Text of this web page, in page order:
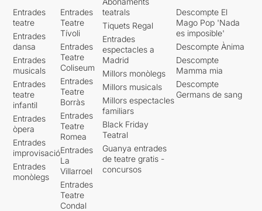
més desconegudes. Podeu
llegir la resta de lameva
opinió al següent enllaç
Entrades
teatre
Entrades
dansa
Entrades
musicals
Entrades
teatre
infantil
Entrades
òpera
Entrades
improvisació
Entrades
monòlegs
Entrades
Teatre
Tívoli
Entrades
Teatre
Coliseum
Entrades
Teatre
Borràs
Entrades
Teatre
Romea
Entrades
La
Villarroel
Entrades
Teatre
Condal
teatrals
Tiquets Regal
Entrades
espectacles a
Madrid
Millors monòlegs
Millors musicals
Millors espectacles
familiars
Black Friday
Teatral
Guanya entrades
de teatre gratis -
concursos
Descompte El
Mago Pop 'Nada
es imposible'
Descompte Ànima
Descompte
Mamma mia
Descompte
Germans de sang